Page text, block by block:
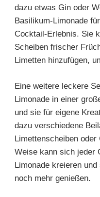
dazu etwas Gin oder
Basilikum-Limonade
Cocktail-Erlebnis. Sie
Scheiben frischer
Limetten hinzufügen,
Eine weitere leckere
Limonade in einer
und sie für eigene
dazu verschiedene
Limettenscheiben
Weise kann sich jeder
Limonade kreieren
noch mehr genießen.